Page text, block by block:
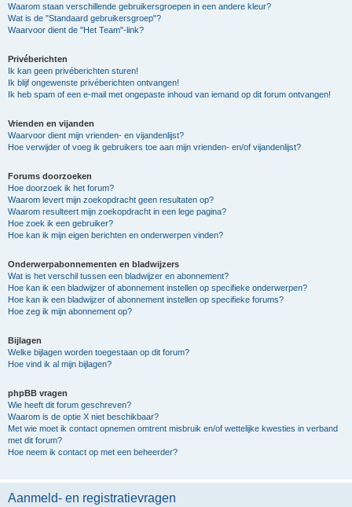
Waarom staan verschillende gebruikersgroepen in een andere kleur?
Wat is de "Standaard gebruikersgroep"?
Waarvoor dient de "Het Team"-link?
Privéberichten
Ik kan geen privéberichten sturen!
Ik blijf ongewenste privéberichten ontvangen!
Ik heb spam of een e-mail met ongepaste inhoud van iemand op dit forum ontvangen!
Vrienden en vijanden
Waarvoor dient mijn vrienden- en vijandenlijst?
Hoe verwijder of voeg ik gebruikers toe aan mijn vrienden- en/of vijandenlijst?
Forums doorzoeken
Hoe doorzoek ik het forum?
Waarom levert mijn zoekopdracht geen resultaten op?
Waarom resulteert mijn zoekopdracht in een lege pagina?
Hoe zoek ik een gebruiker?
Hoe kan ik mijn eigen berichten en onderwerpen vinden?
Onderwerpabonnementen en bladwijzers
Wat is het verschil tussen een bladwijzer en abonnement?
Hoe kan ik een bladwijzer of abonnement instellen op specifieke onderwerpen?
Hoe kan ik een bladwijzer of abonnement instellen op specifieke forums?
Hoe zeg ik mijn abonnement op?
Bijlagen
Welke bijlagen worden toegestaan op dit forum?
Hoe vind ik al mijn bijlagen?
phpBB vragen
Wie heeft dit forum geschreven?
Waarom is de optie X niet beschikbaar?
Met wie moet ik contact opnemen omtrent misbruik en/of wettelijke kwesties in verband
met dit forum?
Hoe neem ik contact op met een beheerder?
Aanmeld- en registratievragen